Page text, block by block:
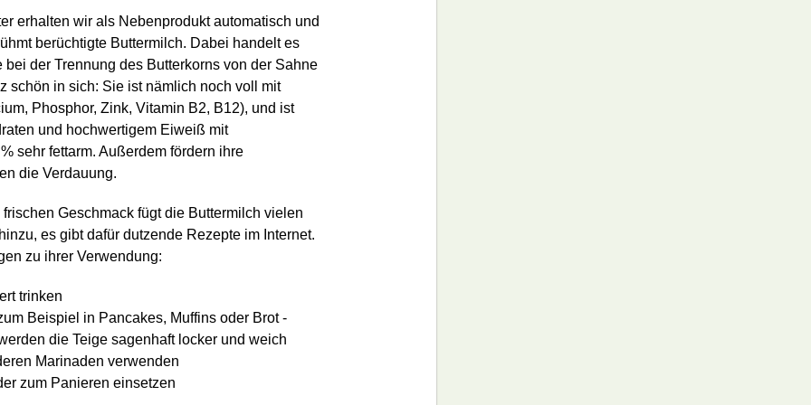
erhalten wir als Nebenprodukt automatisch und
berüchtigte Buttermilch. Dabei handelt es
der Trennung des Butterkorns von der Sahne
schön in sich: Sie ist nämlich noch voll mit
Phosphor, Zink, Vitamin B2, B12), und ist
und hochwertigem Eiweiß mit
sehr fettarm. Außerdem fördern ihre
die Verdauung.
Geschmack fügt die Buttermilch vielen
es gibt dafür dutzende Rezepte im Internet.
zu ihrer Verwendung:
trinken
Beispiel in Pancakes, Muffins oder Brot -
die Teige sagenhaft locker und weich
Marinaden verwenden
zum Panieren einsetzen